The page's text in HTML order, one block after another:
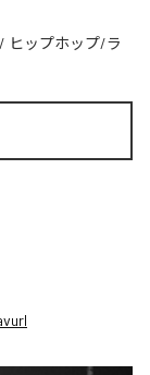
/ ヒップホップ/ラ